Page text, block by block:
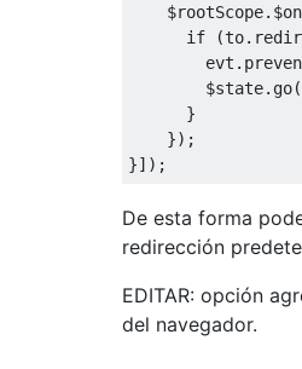
    $rootScope
. $on
if
(to.
        evt
.
        $state
. go(
}
});
}]);
De esta forma
redirección
EDITAR: opción
del navegador.